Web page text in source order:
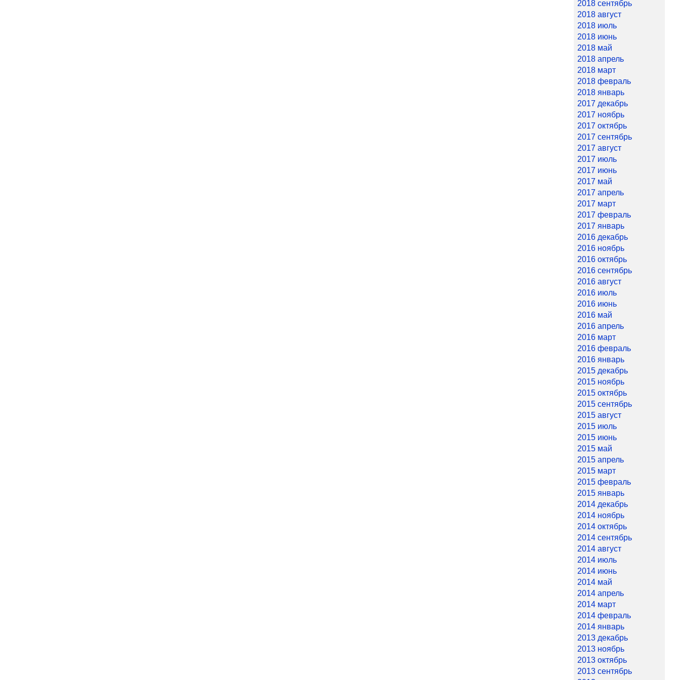
2018 сентябрь
2018 август
2018 июль
2018 июнь
2018 май
2018 апрель
2018 март
2018 февраль
2018 январь
2017 декабрь
2017 ноябрь
2017 октябрь
2017 сентябрь
2017 август
2017 июль
2017 июнь
2017 май
2017 апрель
2017 март
2017 февраль
2017 январь
2016 декабрь
2016 ноябрь
2016 октябрь
2016 сентябрь
2016 август
2016 июль
2016 июнь
2016 май
2016 апрель
2016 март
2016 февраль
2016 январь
2015 декабрь
2015 ноябрь
2015 октябрь
2015 сентябрь
2015 август
2015 июль
2015 июнь
2015 май
2015 апрель
2015 март
2015 февраль
2015 январь
2014 декабрь
2014 ноябрь
2014 октябрь
2014 сентябрь
2014 август
2014 июль
2014 июнь
2014 май
2014 апрель
2014 март
2014 февраль
2014 январь
2013 декабрь
2013 ноябрь
2013 октябрь
2013 сентябрь